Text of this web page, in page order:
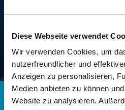
Diese Webseite verwendet
Wir verwenden Cookies, um
nutzerfreundlicher und
Anzeigen zu personalisieren,
Medien anbieten zu können
Website zu analysieren.
Olaf Schulze - Stellv.